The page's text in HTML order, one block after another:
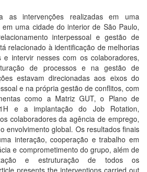
as intervenções realizadas em uma
uma cidade do interior de São Paulo,
interpessoal e gestão de
relacionado à identificação de melhorias
e intervir nesses com os colaboradores,
de processos e na gestão de
estavam direcionadas aos eixos do
e na própria gestão de conflitos, com
como a Matriz GUT, o Plano de
e a implantação do Job Rotation,
colaboradores da agência de emprego,
envolvimento global. Os resultados finais
interação, cooperação e trabalho em
e comprometimento do grupo, além de
e estruturação de todos os
presents the interventions carried out